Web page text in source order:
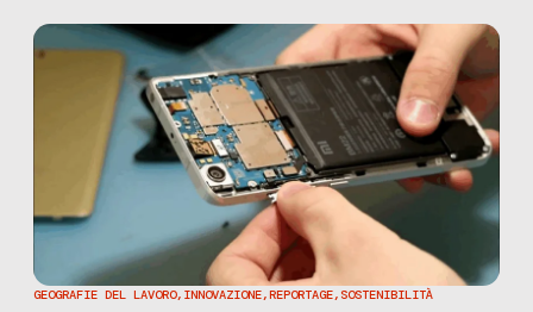
GEOGRAFIE DEL LAVORO, INNOVAZIONE,REPORTAGE, SOSTENIBILITÀ